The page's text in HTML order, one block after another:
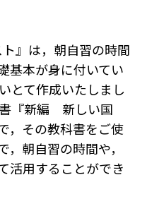
』は，朝自習の時間
基本が身に付いてい
とて作成いたしまし
『新編 新しい国
，その教科書をご使
朝自習の時間や，
活用することができ